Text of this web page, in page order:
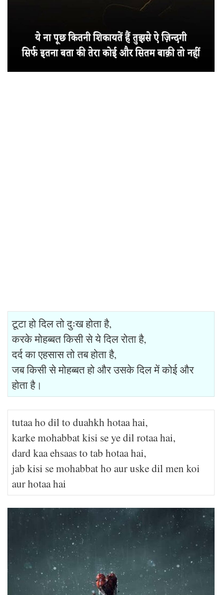
टूटा हो दिल तो दुःख होता है,
करके मोहब्बत किसी से ये दिल रोता है,
दर्द का एहसास तो तब होता है,
जब किसी से मोहब्बत हो और उसके दिल में कोई और
होता है।
tutaa ho dil to duahkh hotaa hai,
karke mohabbat kisi se ye dil rotaa hai,
dard kaa ehsaas to tab hotaa hai,
jab kisi se mohabbat ho aur uske dil men koi
aur hotaa hai